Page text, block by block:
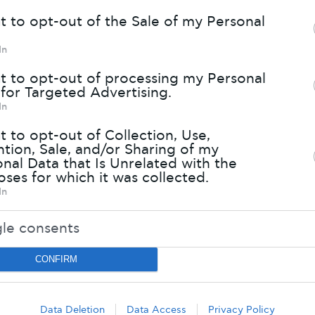
note that this website/app uses one or more
and may gather and store information
to your visit or usage behaviour. You may
deny consent to Google and its third-party
data for below specified purposes in below
to opt-out of the Sale of my Personal
to opt-out of processing my Personal
Targeted Advertising.
to opt-out of Collection, Use,
Sale, and/or Sharing of my
Data that Is Unrelated with the
for which it was collected.
consents
CONFIRM
Data Deletion Data Access Privacy Policy
ΑΕΡΑ ΓΙΑ
σε τάξη.
τα χειμωνιάτικα, και ασχολούμαστε με την
όπου είναι αναγκαίο, τους κατάλληλους